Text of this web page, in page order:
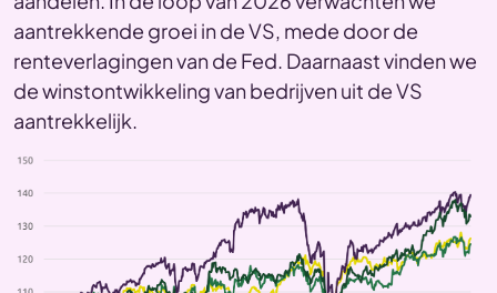
aantrekkende groei in de VS, mede door de
renteverlagingen van de Fed. Daarnaast vinden we
de winstontwikkeling van bedrijven uit de VS
aantrekkelijk.